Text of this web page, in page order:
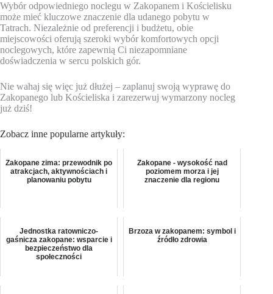
Wybór odpowiedniego noclegu w Zakopanem i Kościelisku
może mieć kluczowe znaczenie dla udanego pobytu w
Tatrach. Niezależnie od preferencji i budżetu, obie
miejscowości oferują szeroki wybór komfortowych opcji
noclegowych, które zapewnią Ci niezapomniane
doświadczenia w sercu polskich gór.
Nie wahaj się więc już dłużej – zaplanuj swoją wyprawę do
Zakopanego lub Kościeliska i zarezerwuj wymarzony nocleg
już dziś!
Zobacz inne popularne artykuły:
Zakopane zima: przewodnik po
atrakcjach, aktywnościach i
planowaniu pobytu
Zakopane - wysokość nad
poziomem morza i jej
znaczenie dla regionu
Jednostka ratowniczo-
gaśnicza zakopane: wsparcie i
bezpieczeństwo dla
społeczności
Brzoza w zakopanem: symbol i
źródło zdrowia